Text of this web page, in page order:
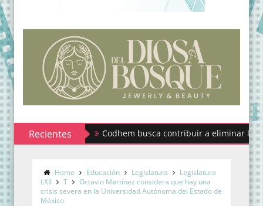
RecientesCodhem busca contribuir a eliminar los
Home Educación Legislatura
Legislatura
LXII
T
Octavio Martínez considera que hay una
crisis severa en la Universidad Autónoma del Estado de
México